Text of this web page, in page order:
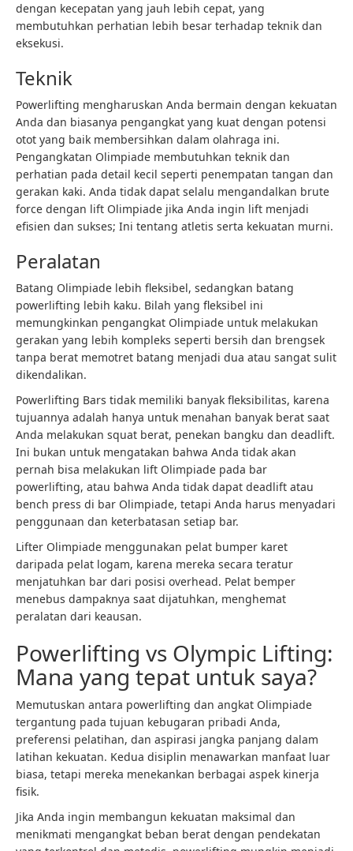
dengan kecepatan yang jauh lebih cepat, yang
membutuhkan perhatian lebih besar terhadap teknik dan
eksekusi.
Teknik
Powerlifting mengharuskan Anda bermain dengan kekuatan
Anda dan biasanya pengangkat yang kuat dengan potensi
otot yang baik membersihkan dalam olahraga ini.
Pengangkatan Olimpiade membutuhkan teknik dan
perhatian pada detail kecil seperti penempatan tangan dan
gerakan kaki. Anda tidak dapat selalu mengandalkan brute
force dengan lift Olimpiade jika Anda ingin lift menjadi
efisien dan sukses; Ini tentang atletis serta kekuatan murni.
Peralatan
Batang Olimpiade lebih fleksibel, sedangkan batang
powerlifting lebih kaku. Bilah yang fleksibel ini
memungkinkan pengangkat Olimpiade untuk melakukan
gerakan yang lebih kompleks seperti bersih dan brengsek
tanpa berat memotret batang menjadi dua atau sangat sulit
dikendalikan.
Powerlifting Bars tidak memiliki banyak fleksibilitas, karena
tujuannya adalah hanya untuk menahan banyak berat saat
Anda melakukan squat berat, penekan bangku dan deadlift.
Ini bukan untuk mengatakan bahwa Anda tidak akan
pernah bisa melakukan lift Olimpiade pada bar
powerlifting, atau bahwa Anda tidak dapat deadlift atau
bench press di bar Olimpiade, tetapi Anda harus menyadari
penggunaan dan keterbatasan setiap bar.
Lifter Olimpiade menggunakan pelat bumper karet
daripada pelat logam, karena mereka secara teratur
menjatuhkan bar dari posisi overhead. Pelat bemper
menebus dampaknya saat dijatuhkan, menghemat
peralatan dari keausan.
Powerlifting vs Olympic Lifting:
Mana yang tepat untuk saya?
Memutuskan antara powerlifting dan angkat Olimpiade
tergantung pada tujuan kebugaran pribadi Anda,
preferensi pelatihan, dan aspirasi jangka panjang dalam
latihan kekuatan. Kedua disiplin menawarkan manfaat luar
biasa, tetapi mereka menekankan berbagai aspek kinerja
fisik.
Jika Anda ingin membangun kekuatan maksimal dan
menikmati mengangkat beban berat dengan pendekatan